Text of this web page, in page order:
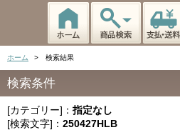
ホーム > 検索結果
検索条件
[カテゴリー]： 指定なし
[検索文字]： 250427HLB